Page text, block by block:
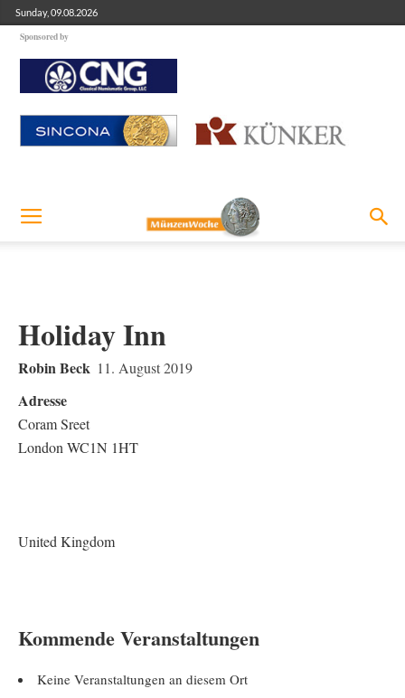
Sunday, 09.08.2026
Sponsored by
Holiday Inn
Robin Beck 11. August 2019
Adresse
Coram Sreet
London WC1N 1HT
United Kingdom
Kommende Veranstaltungen
Keine Veranstaltungen an diesem Ort